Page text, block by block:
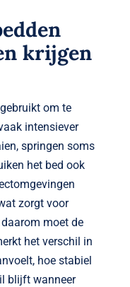
krijgen
om te
intensiever
springen soms
het bed ook
zorgt voor
moet de
het verschil in
hoe stabiel
blijft wanneer